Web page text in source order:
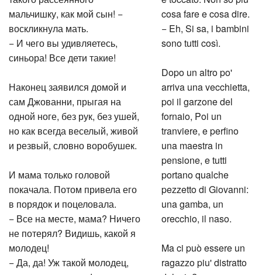
мальчишку, как мой сын! −
воскликнула мать.
− И чего вы удивляетесь,
синьора! Все дети такие!
Наконец заявился домой и
сам Джованни, прыгая на
одной ноге, без рук, без ушей,
но как всегда веселый, живой
и резвый, словно воробушек.
И мама только головой
покачала. Потом привела его
в порядок и поцеловала.
− Все на месте, мама? Ничего
не потерял? Видишь, какой я
молодец!
− Да, да! Уж такой молодец,
cosa fare e cosa dire.
− Eh, Si sa, i bambini
sono tutti così.
Dopo un altro po'
arriva una vecchietta,
poi il garzone del
fornaio, Poi un
tranviere, e perfino
una maestra in
pensione, e tutti
portano qualche
pezzetto di Giovanni:
una gamba, un
orecchio, il naso.
Ma ci può essere un
ragazzo piu' distratto